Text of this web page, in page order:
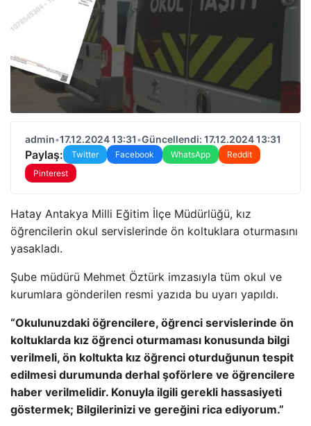
admin•17.12.2024 13:31•Güncellendi: 17.12.2024 13:31
Paylaş: Twitter Facebook WhatsApp
Reddit
Pinterest
Hatay Antakya Milli Eğitim İlçe Müdürlüğü, kız
öğrencilerin okul servislerinde ön koltuklara oturmasını
yasakladı.
Şube müdürü Mehmet Öztürk imzasıyla tüm okul ve
kurumlara gönderilen resmi yazıda bu uyarı yapıldı.
“Okulunuzdaki öğrencilere, öğrenci servislerinde ön
koltuklarda kız öğrenci oturmaması konusunda bilgi
verilmeli, ön koltukta kız öğrenci oturduğunun tespit
edilmesi durumunda derhal şoförlere ve öğrencilere
haber verilmelidir. Konuyla ilgili gerekli hassasiyeti
göstermek; Bilgilerinizi ve gereğini rica ediyorum.”